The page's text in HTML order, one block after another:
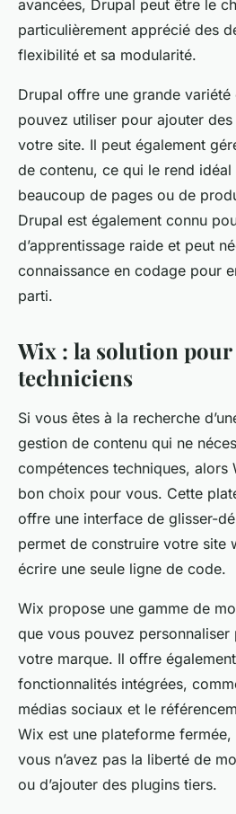
avancées, Drupal peut être le
particulièrement apprécié des
flexibilité et sa modularité.
Drupal offre une grande
pouvez utiliser pour ajouter
votre site. Il peut également
de contenu, ce qui le rend
beaucoup de pages ou de
Drupal est également connu
d’apprentissage raide et peut
connaissance en codage pour
parti.
Wix : la solution
techniciens
Si vous êtes à la recherche
gestion de contenu qui ne
compétences techniques, alors
bon choix pour vous. Cette
offre une interface de glisser-
permet de construire votre site
écrire une seule ligne de code.
Wix propose une gamme de
que vous pouvez
votre marque. Il offre
fonctionnalités intégrées,
médias sociaux et le
Wix est une plateforme
vous n’avez pas la liberté de
ou d’ajouter des plugins tiers.